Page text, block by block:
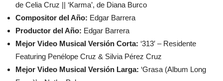
de Celia Cruz || ‘Karma’, de Diana Burco
Compositor del Año: Edgar Barrera
Productor del Año: Edgar Barrera
Mejor Video Musical Versión Corta: ‘313′ – Residente
Featuring Penélope Cruz & Silvia Pérez Cruz
Mejor Video Musical Versión Larga: ‘Grasa (Album Long